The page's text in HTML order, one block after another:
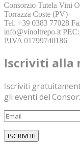
Consorzio Tutela Vini
Torrazza Coste (PV)
Tel. ​+39 ​0383 77028​
info@vinoltrepo.it
​P.IVA 01799740186​
Iscriviti alla
Iscriviti
gli eventi del
ISCRIVITI!